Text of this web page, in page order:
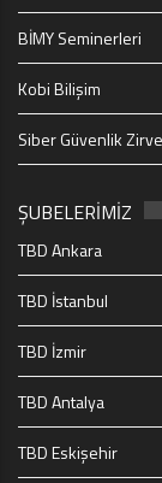
BİMY Seminerleri
Kobi Bilişim
Siber Güvenlik
ŞUBELERİMİZ
TBD Ankara
TBD İstanbul
TBD İzmir
TBD Antalya
TBD Eskişehir